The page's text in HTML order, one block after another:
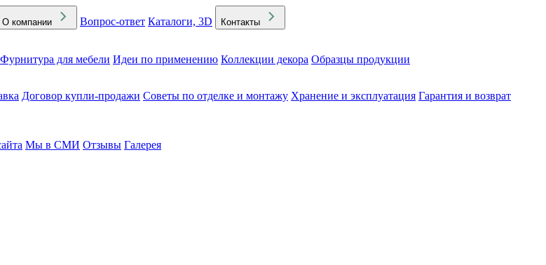
О компании Вопрос-ответ Каталоги, 3D Контакты
Фурнитура для мебели Идеи по применению Коллекции декора Образцы продукции
Договор купли-продажи Советы по отделке и монтажу Хранение и эксплуатация Гарантия и возврат
Мы в СМИ Отзывы Галерея